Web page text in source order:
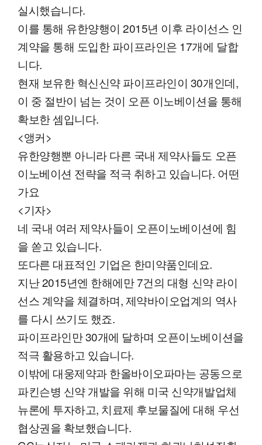
실시했습니다.
이를 통해 유한양행이 2015년 이후 라이선스 인
계약을 통해 도입한 파이프라인은 17개에 달합
니다.
현재 보유한 혁신신약 파이프라인이 30개인데,
이 중 절반이 넘는 것이 오픈 이노베이션을 통해
확보한 셈입니다.
<앵커>
유한양행뿐 아니라 다른 국내 제약사들도 오픈
이노베이션 전략을 적극 취하고 있습니다. 어떤
가요
<기자>
네 국내 여러 제약사들이 오픈이노베이션에 힘
을 쏟고 있습니다.
또다른 대표적인 기업은 한미약품인데요.
지난 2015년엔 한해에만 7건의 대형 신약 라이
선스 계약을 체결하며, 제약바이오업계의 역사
를 다시 쓰기도 했죠.
파이프라인만 30개에 달하며 오픈이노베이션을
적극 활용하고 있습니다.
이밖에 대웅제약과 한올바이오파마는 공동으로
파킨슨병 신약 개발을 위해 미국 신약개발업체
뉴론에 투자하고, 치료제 후보물질에 대해 우선
협상권을 확보했습니다.